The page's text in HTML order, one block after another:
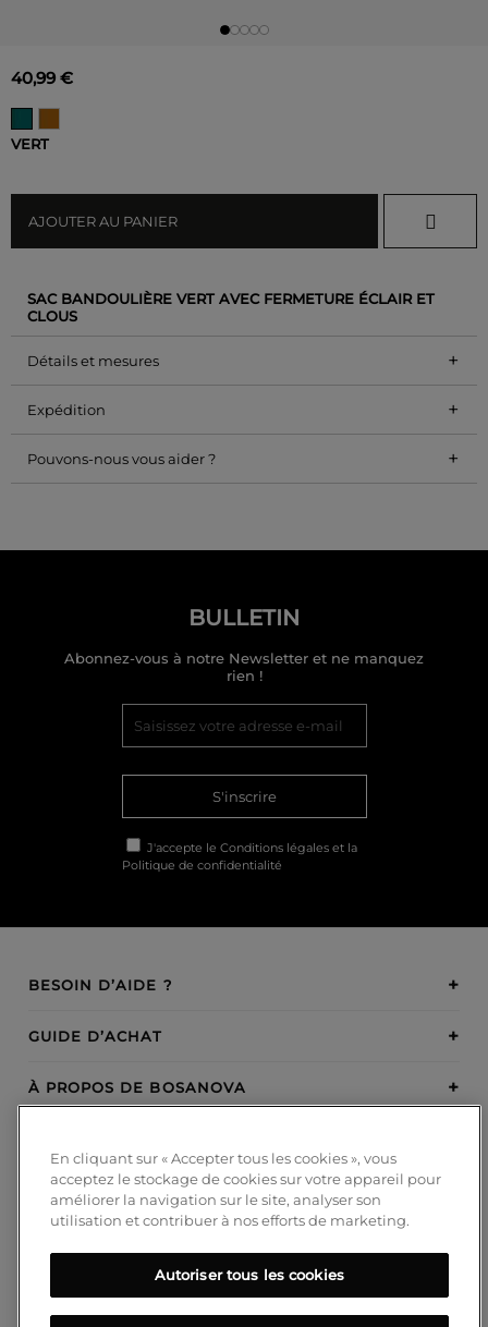
40,99 €
VERT
AJOUTER AU PANIER
SAC BANDOULIÈRE VERT AVEC FERMETURE ÉCLAIR ET
CLOUS
Détails et mesures +
Expédition +
Pouvons-nous vous aider ? +
BULLETIN
Abonnez-vous à notre Newsletter et ne manquez
rien !
S'inscrire
J'accepte le Conditions légales et la
Politique de confidentialité
BESOIN D’AIDE ?
GUIDE D’ACHAT
À PROPOS DE BOSANOVA
MODES DE PAIEMENT
SUIVEZ-NOUS!
En cliquant sur « Accepter tous les cookies », vous
acceptez le stockage de cookies sur votre appareil pour
améliorer la navigation sur le site, analyser son
utilisation et contribuer à nos efforts de marketing.
Autoriser tous les cookies